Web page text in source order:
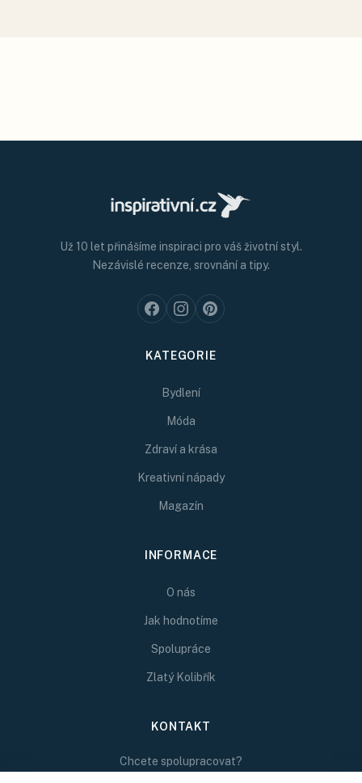
Už 10 let přinášíme inspiraci pro váš životní styl.
Nezávislé recenze, srovnání a tipy.
KATEGORIE
Bydlení
Móda
Zdraví a krása
Kreativní nápady
Magazín
INFORMACE
O nás
Jak hodnotíme
Spolupráce
Zlatý Kolibřík
KONTAKT
Chcete spolupracovat?